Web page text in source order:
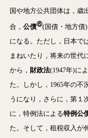
国や地方公共団体は，歳
合， 公債⑥(国債・地方債
になる。ただし，日本で
まねいたり，将来の世代
から， 財政法(1947年)に
た。しかし，1965年の不
うになり，さらに，第１
に，特例法による特例公
た。そして，租税収入が